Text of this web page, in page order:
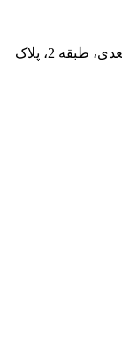
ادرس ما : خیابان سعدی جنوبی، پاساژ سعدی، طبقه 2، پلاک